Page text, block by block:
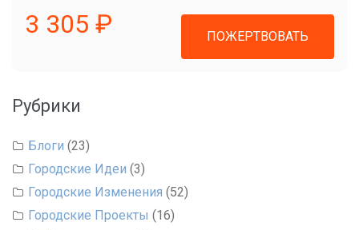
3 305 ₽ ПОЖЕРТВОВАТЬ
Рубрики
Блоги (23)
Городские Идеи (3)
Городские Изменения (52)
Городские Проекты (16)